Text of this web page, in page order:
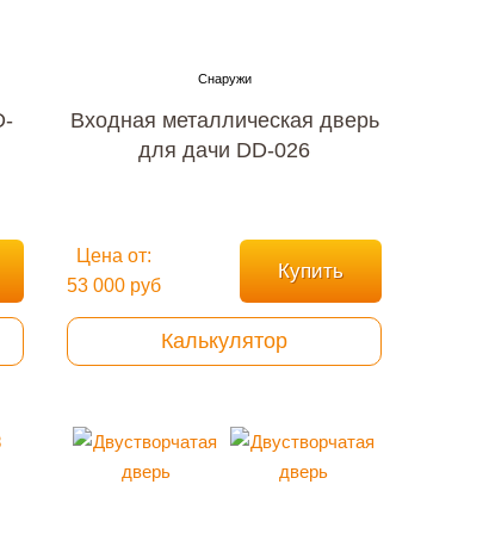
Входная металлическая дверь
для дачи DD-026
Цена от:
53 000 руб
Купить
Калькулятор